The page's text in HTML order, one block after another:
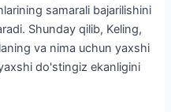
samarali bajarilishini
Shunday qilib, Keling,
va nima uchun yaxshi
do'stingiz ekanligini